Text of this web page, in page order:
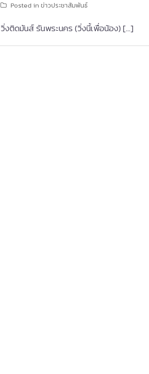
Posted in ข่าวประชาสัมพันธ์
วิ่งติดมันส์ รันพระนคร (วิ่งนี้เพื่อน้อง) […]